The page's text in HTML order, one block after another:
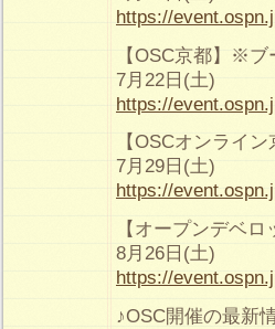
https://
【OSC京都】※ブ
7月22日(土)
https://
【OSCオンライ
7月29日(土)
https://
【オープンデベロ
8月26日(土)
https://
♪OSC開催の最新